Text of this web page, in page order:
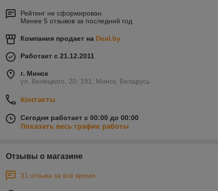
Рейтинг не сформирован
Менее 5 отзывов за последний год
Компания продает на Deal.by
Работает с 21.12.2011
г. Минск
ул. Белецкого, 20, 191, Минск, Беларусь
Контакты
Сегодня работает с 00:00 до 00:00
Показать весь график работы
Отзывы о магазине
31 отзыва за всё время